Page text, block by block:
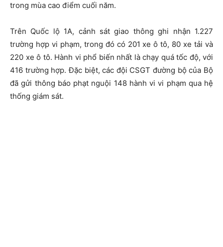
trong mùa cao điểm cuối năm.
Trên Quốc lộ 1A, cảnh sát giao thông ghi nhận 1.227
trường hợp vi phạm, trong đó có 201 xe ô tô, 80 xe tải và
220 xe ô tô. Hành vi phổ biến nhất là chạy quá tốc độ, với
416 trường hợp. Đặc biệt, các đội CSGT đường bộ của Bộ
đã gửi thông báo phạt nguội 148 hành vi vi phạm qua hệ
thống giám sát.